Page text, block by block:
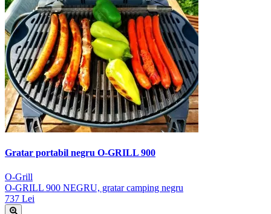
Gratar portabil negru O-GRILL 900
O-Grill
O-GRILL 900 NEGRU, gratar camping negru
737 Lei